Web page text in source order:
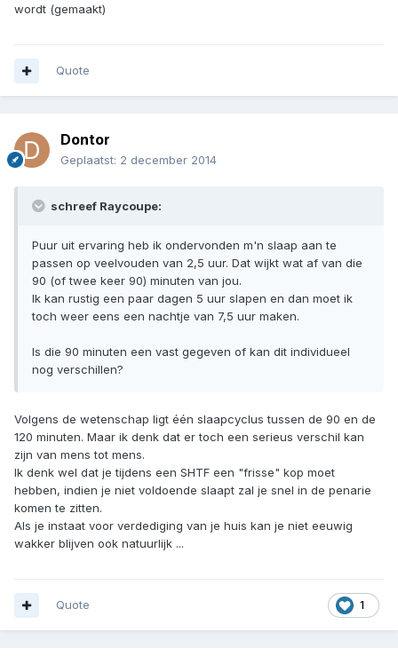
wordt (gemaakt)
Quote
Dontor
Geplaatst: 2 december 2014
schreef Raycoupe:
Puur uit ervaring heb ik ondervonden m'n slaap aan te
passen op veelvouden van 2,5 uur. Dat wijkt wat af van die
90 (of twee keer 90) minuten van jou.
Ik kan rustig een paar dagen 5 uur slapen en dan moet ik
toch weer eens een nachtje van 7,5 uur maken.
Is die 90 minuten een vast gegeven of kan dit individueel
nog verschillen?
Volgens de wetenschap ligt één slaapcyclus tussen de 90 en de
120 minuten. Maar ik denk dat er toch een serieus verschil kan
zijn van mens tot mens.
Ik denk wel dat je tijdens een SHTF een "frisse" kop moet
hebben, indien je niet voldoende slaapt zal je snel in de penarie
komen te zitten.
Als je instaat voor verdediging van je huis kan je niet eeuwig
wakker blijven ook natuurlijk ...
1
Quote